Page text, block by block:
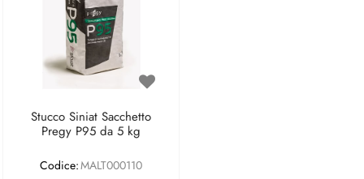
Stucco Siniat Sacchetto
Pregy P95 da 5 kg
Codice:MALT000110